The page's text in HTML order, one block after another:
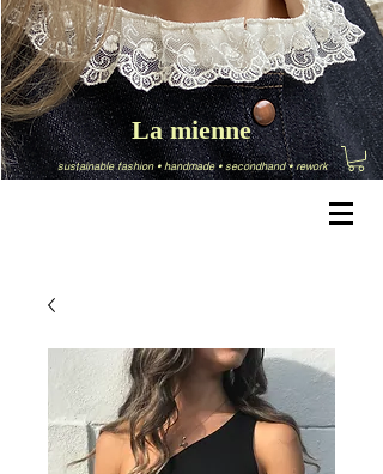
sustainable fashion •handmade•secondhand•rework
La mienne